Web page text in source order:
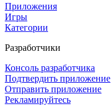
Приложения
Игры
Категории
Разработчики
Консоль разработчика
Подтвердить приложение
Отправить приложение
Рекламируйтесь